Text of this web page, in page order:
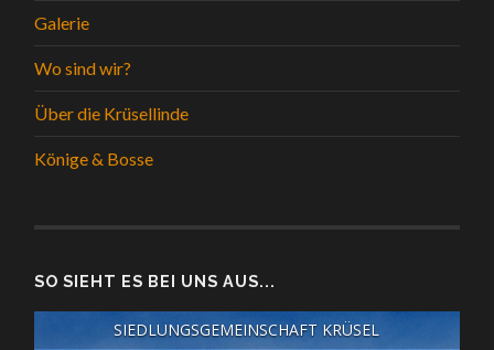
Galerie
Wo sind wir?
Über die Krüsellinde
Könige & Bosse
SO SIEHT ES BEI UNS AUS...
SIEDLUNGSGEMEINSCHAFT KRÜSEL